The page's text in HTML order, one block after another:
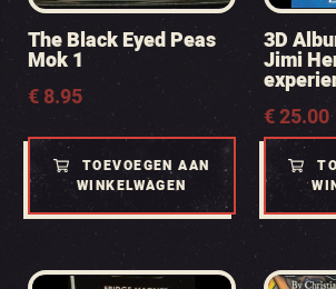
The Black Eyed Peas
Mok 1
€8.95
TOEVOEGEN AAN
WINKELWAGEN
3D
Jimi
€25.00